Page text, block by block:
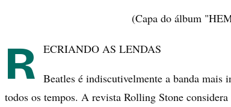
(Capa do álbum
R ECRIANDO AS LENDAS
Beatles é indiscutivelmente a banda mais
todos os tempos. A revista Rolling Stone considera